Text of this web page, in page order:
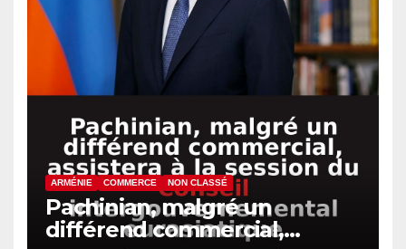
ARMÉNIE COMMERCE NON CLASSÉ
Pachinian, malgré un
différend commercial,